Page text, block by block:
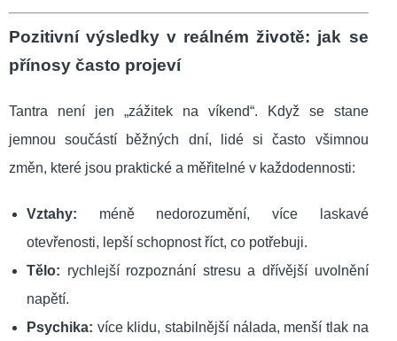
Pozitivní výsledky v reálném životě: jak se
přínosy často projeví
Tantra není jen „zážitek na víkend“. Když se stane
jemnou součástí běžných dní, lidé si často všimnou
změn, které jsou praktické a měřitelné v každodennosti:
Vztahy: méně nedorozumění, více laskavé
otevřenosti, lepší schopnost říct, co potřebuji.
Tělo: rychlejší rozpoznání stresu a dřívější uvolnění
napětí.
Psychika: více klidu, stabilnější nálada, menší tlak na